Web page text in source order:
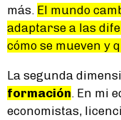
más. El mundo
adaptarse a las
cómo se mueven y
La segunda
formación . En mi
economistas,